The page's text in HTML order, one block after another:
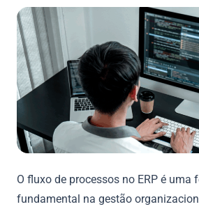
O fluxo de processos no ERP é uma
fundamental na gestão